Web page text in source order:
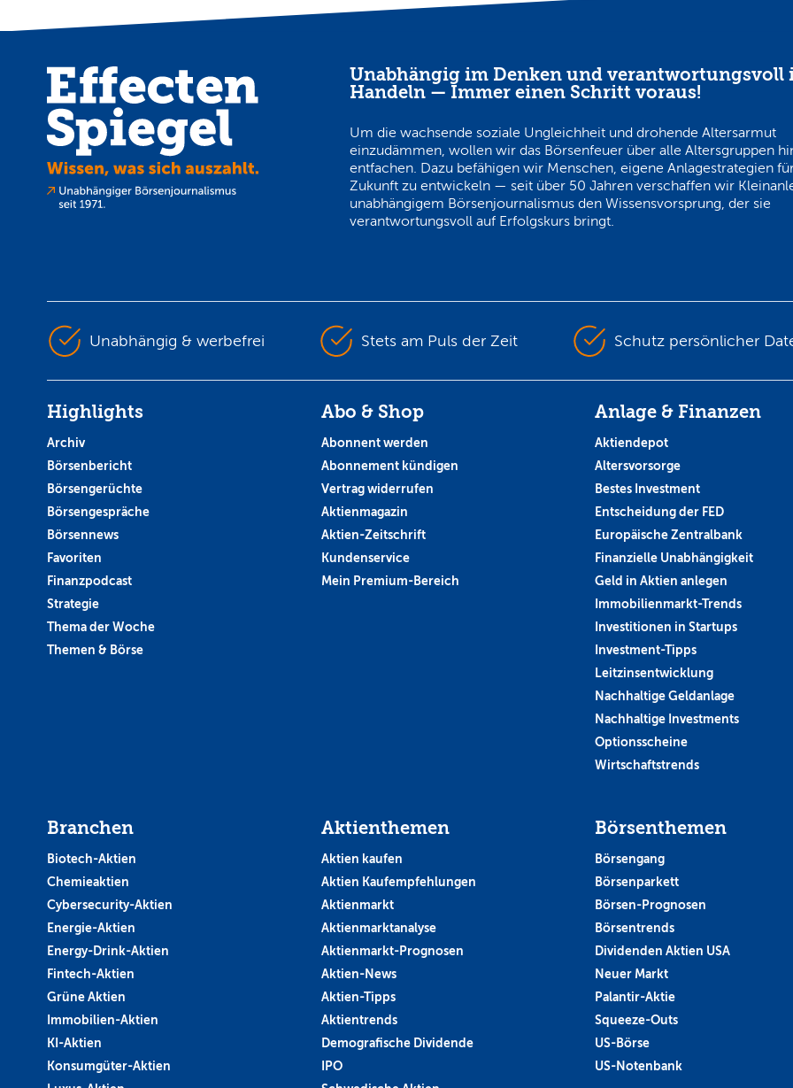
Unabhängig im Denken und verantwortungsvoll
Handeln — Immer einen Schritt voraus!
Um die wachsende soziale Ungleichheit und drohende Altersarmut
einzudämmen, wollen wir das Börsenfeuer über alle Altersgruppen
entfachen. Dazu befähigen wir Menschen, eigene Anlagestrategien
Zukunft zu entwickeln — seit über 50 Jahren verschaffen wir
unabhängigem Börsenjournalismus den Wissensvorsprung, der sie
verantwortungsvoll auf Erfolgskurs bringt.
Unabhängig & werbefrei Stets am Puls der Zeit Schutz persönlicher
Highlights
Archiv
Börsenbericht
Börsengerüchte
Börsengespräche
Börsennews
Favoriten
Finanzpodcast
Strategie
Thema der Woche
Themen & Börse
Abo & Shop
Abonnent werden
Abonnement kündigen
Vertrag widerrufen
Aktienmagazin
Aktien-Zeitschrift
Kundenservice
Mein Premium-Bereich
Anlage & Finanzen
Aktiendepot
Altersvorsorge
Bestes Investment
Entscheidung der FED
Europäische Zentralbank
Finanzielle Unabhängigkeit
Geld in Aktien anlegen
Immobilienmarkt-Trends
Investitionen in Startups
Investment-Tipps
Leitzinsentwicklung
Nachhaltige Geldanlage
Nachhaltige Investments
Optionsscheine
Wirtschaftstrends
Branchen
Biotech-Aktien
Chemieaktien
Cybersecurity-Aktien
Energie-Aktien
Energy-Drink-Aktien
Fintech-Aktien
Grüne Aktien
Immobilien-Aktien
KI-Aktien
Konsumgüter-Aktien
Aktienthemen
Aktien kaufen
Aktien Kaufempfehlungen
Aktienmarkt
Aktienmarktanalyse
Aktienmarkt-Prognosen
Aktien-News
Aktien-Tipps
Aktientrends
Demografische Dividende
IPO
Börsenthemen
Börsengang
Börsenparkett
Börsen-Prognosen
Börsentrends
Dividenden Aktien USA
Neuer Markt
Palantir-Aktie
Squeeze-Outs
US-Börse
US-Notenbank